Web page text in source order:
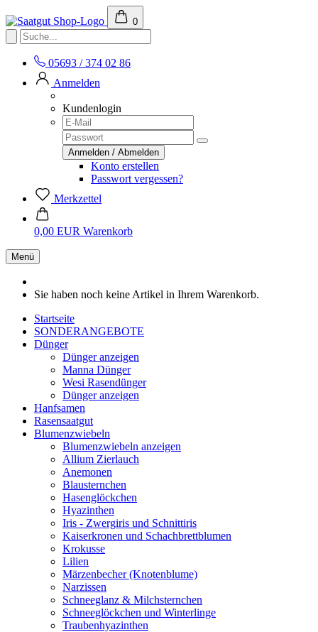
0
05693 / 374 02 86
Anmelden
Kundenlogin
Konto erstellen
Passwort vergessen?
Merkzettel
0,00 EUR Warenkorb
Menü
Sie haben noch keine Artikel in Ihrem Warenkorb.
Startseite
SONDERANGEBOTE
Dünger
Dünger anzeigen
Manna Dünger
Wesi Rasendünger
Dünger anzeigen
Hanfsamen
Rasensaatgut
Blumenzwiebeln
Blumenzwiebeln anzeigen
Allium Zierlauch
Anemonen
Blausternchen
Hasenglöckchen
Hyazinthen
Iris - Zwergiris und Schnittiris
Kaiserkronen und Schachbrettblumen
Krokusse
Lilien
Märzenbecher (Knotenblume)
Narzissen
Schneeglanz & Milchsternchen
Schneeglöckchen und Winterlinge
Traubenhyazinthen